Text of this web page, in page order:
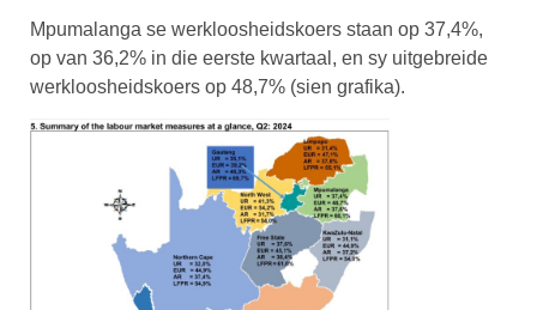
Mpumalanga se werkloosheidskoers staan op 37,4%,
op van 36,2% in die eerste kwartaal, en sy uitgebreide
werkloosheidskoers op 48,7% (sien grafika).